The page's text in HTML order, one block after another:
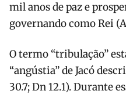
mil anos de paz e
governando como Rei
O termo “tribulação”
“angústia” de Jacó
30.7; Dn 12.1). Durante